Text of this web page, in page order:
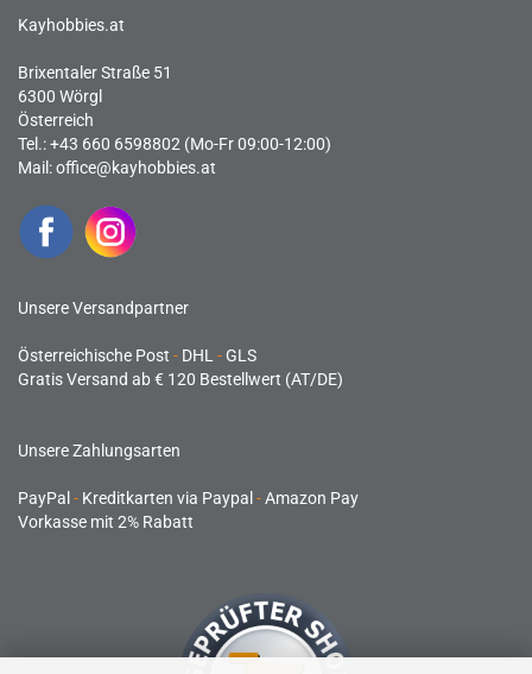
Kayhobbies.at
Brixentaler Straße 51
6300 Wörgl
Österreich
Tel.: +43 660 6598802 (Mo-Fr 09:00-12:00)
Mail:office@kayhobbies.at
Unsere Versandpartner
Österreichische Post - DHL -GLS
Gratis Versand ab € 120 Bestellwert (AT/DE)
Unsere Zahlungsarten
PayPal - Kreditkarten via Paypal -Amazon Pay
Vorkasse mit 2% Rabatt